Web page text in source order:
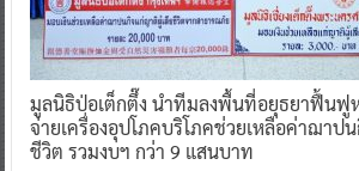
มูลนิธิป่อเต็กตึ๊ง นำทีมลงพื้นที่อยุธยาฟื้นฟู
จ่ายเครื่องอุปโภคบริโภคช่วยเหลือค่าฌาป
ชีวิต รวมงบฯ กว่า 9 แสนบาท